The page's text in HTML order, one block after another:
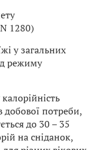
1280)
у загальних
режиму
добової потреби,
до 30 – 35
на сніданок,